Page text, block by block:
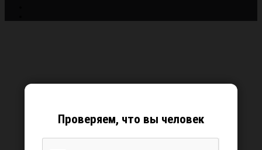
Проверяем, что вы человек